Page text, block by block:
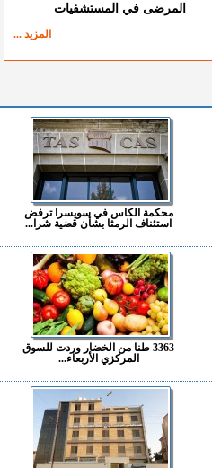
المرضى في المستشفيات
المزيد ...
محكمة الكاس في سويسرا ترفض
استئناف الرمثا بشأن قضية شرا...
3363 طنا من الخضار وردت للسوق
المركزي الأربعاء...